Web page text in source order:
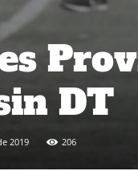
DT
2019 206